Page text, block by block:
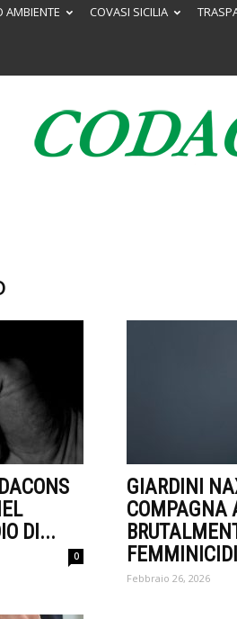
AMBIENTE COVASI SICILIA
DI...
0
GIARDINI
COMPAGNA
Febbraio 26, 2026